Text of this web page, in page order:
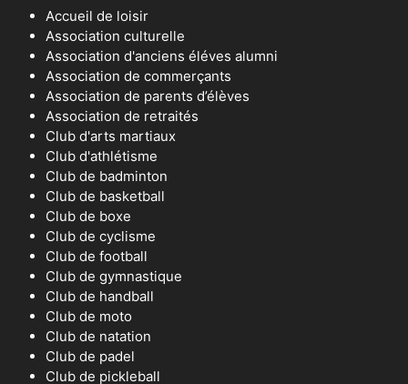
Accueil de loisir
Association culturelle
Association d'anciens éléves alumni
Association de commerçants
Association de parents d’élèves
Association de retraités
Club d'arts martiaux
Club d'athlétisme
Club de badminton
Club de basketball
Club de boxe
Club de cyclisme
Club de football
Club de gymnastique
Club de handball
Club de moto
Club de natation
Club de padel
Club de pickleball